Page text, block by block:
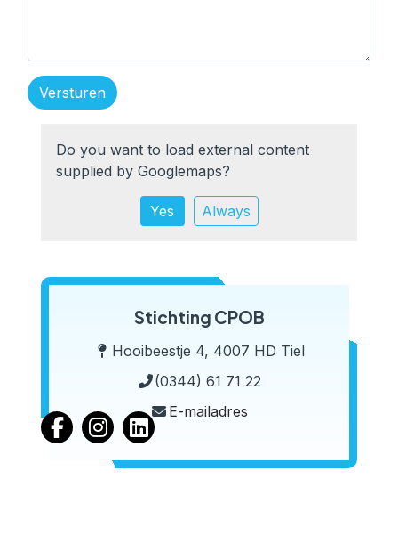
Versturen
Do you want to load external content
supplied by Googlemaps?
Yes Always
Stichting CPOB
Hooibeestje 4, 4007 HD Tiel
(0344) 61 71 22
E-mailadres